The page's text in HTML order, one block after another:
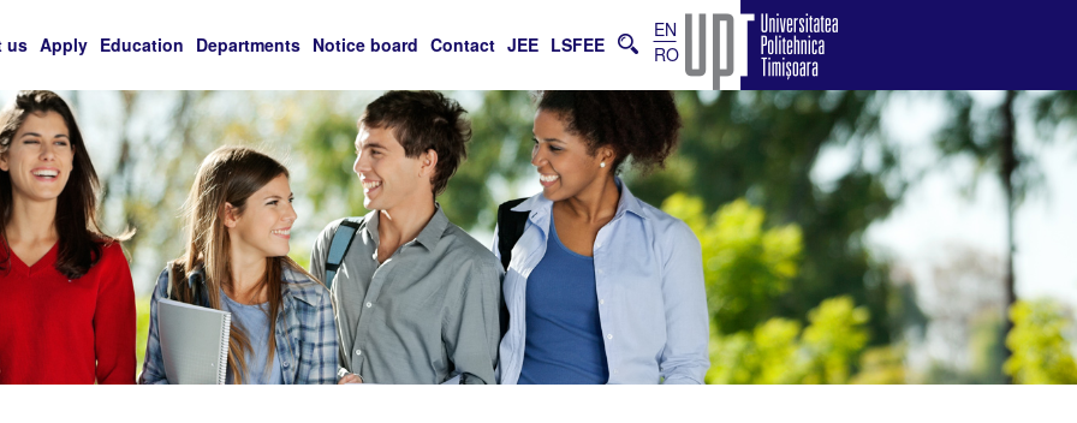
us Apply Education Departments Notice board Contact JEE LSFEE
EN
RO